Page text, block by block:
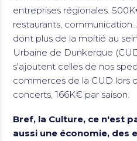
entreprises régionales.
restaurants,
dont plus de la moitié au
Urbaine de Dunkerque
s'ajoutent celles de nos
commerces de la CUD lors
concerts, 166K€ par saison.
Bref, la Culture, ce n'est
aussi une économie, des